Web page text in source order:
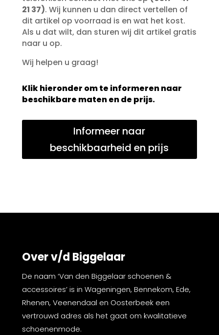
21 37). Wij kunnen u dan direct vertellen of
dit artikel op voorraad is en wat het kost.
Als u dat wilt, dan sturen wij dit artikel gratis
naar u op.
Wij helpen u graag!
Klik hieronder om te informeren naar
beschikbare maten en de prijs.
Informeer naar
beschikbaarheid en prijs
Over v/d Biggelaar
De naam ‘Van den Biggelaar schoenen &
accessoires’ is in Wageningen, Bennekom, Ede,
Rhenen, Veenendaal en Oosterbeek een
vertrouwd adres als het gaat om kwalitatieve
schoenenmode.